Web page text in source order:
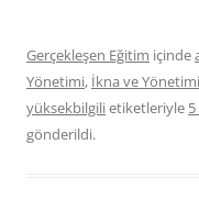
Gerçekleşen Eğitim içinde
Yönetimi, İkna ve
yüksekbilgilietiketleriyle
gönderildi.